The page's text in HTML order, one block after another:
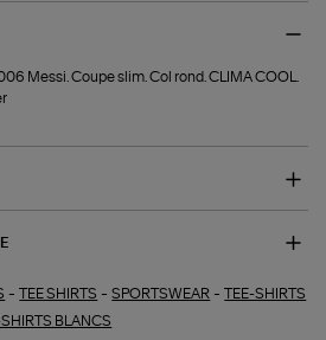
Messi. Coupe slim. Col rond. CLIMA COOL.
-TEE SHIRTS -SPORTSWEAR -TEE-SHIRTS
BLANCS